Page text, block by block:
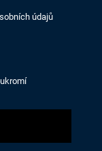
údajů